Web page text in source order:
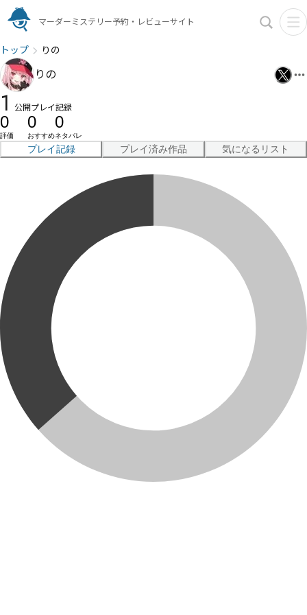
マーダーミステリー予約・レビューサイト
トップ りの
りの
1 公開プレイ記録
0
評価
0
おすすめ
0
ネタバレ
プレイ記録 プレイ済み作品 気になるリスト